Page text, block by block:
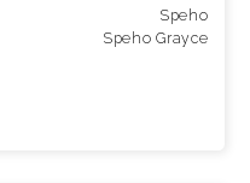
Speho
Speho Grayce